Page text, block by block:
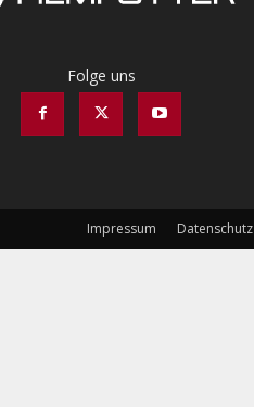
Folge uns
Impressum Datenschutz